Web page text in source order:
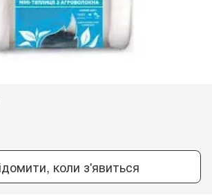
коли з'явиться